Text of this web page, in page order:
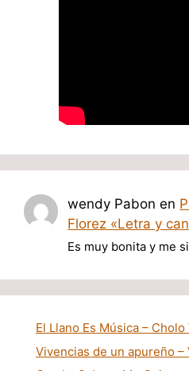
wendy Pabon en
Florez «Letra y
Es muy bonita y me
El Llano Es Música –
Vivencias de un apureño